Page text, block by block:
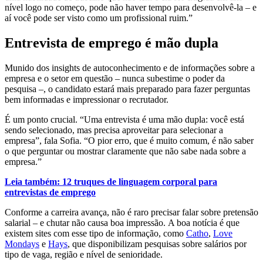
nível logo no começo, pode não haver tempo para desenvolvê-la – e
aí você pode ser visto como um profissional ruim.”
Entrevista de emprego é mão dupla
Munido dos insights de autoconhecimento e de informações sobre a
empresa e o setor em questão – nunca subestime o poder da
pesquisa –, o candidato estará mais preparado para fazer perguntas
bem informadas e impressionar o recrutador.
É um ponto crucial. “Uma entrevista é uma mão dupla: você está
sendo selecionado, mas precisa aproveitar para selecionar a
empresa”, fala Sofia. “O pior erro, que é muito comum, é não saber
o que perguntar ou mostrar claramente que não sabe nada sobre a
empresa.”
Leia também: 12 truques de linguagem corporal para
entrevistas de emprego
Conforme a carreira avança, não é raro precisar falar sobre pretensão
salarial – e chutar não causa boa impressão. A boa notícia é que
existem sites com esse tipo de informação, como Catho, Love
Mondays e Hays, que disponibilizam pesquisas sobre salários por
tipo de vaga, região e nível de senioridade.